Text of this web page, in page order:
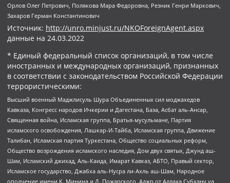
Орлов Олег Петрович, Полякова Мара Федоровна, Резник Генри Маркович,
Захаров Герман Константинович
Источник: http://unro.minjust.ru/NKOForeignAgent.aspx
данные на 24.03.2022
* Единый федеральный список организаций, в том числе
иностранных и международных организаций, признанных
в соответствии с законодательством Российской Федерации
террористическими:
Высший военный Маджлисуль Шура Объединенных сил моджахедов
Кавказа, Конгресс народов Ичкерии и Дагестана, База, Асбат аль-Ансар,
Священная война, Исламская группа, Братья-мусульмане, Партия
исламского освобождения, Лашкар-И-Тайба, Исламская группа, Движение
Талибан, Исламская партия Туркестана, Общество социальных реформ,
Общество возрождения исламского наследия, Дом двух святых, Джунд аш-
Шам, Исламский джихад, Аль-Каида, Имарат Кавказ, АБТО, Правый сектор,
Исламское государство, Джабха аль-Нусра ли-Ахль аш-Шам, Народное
ополчение имени К. Минина и Д. Пожарского, Аджр от Аллаха Субхану уа